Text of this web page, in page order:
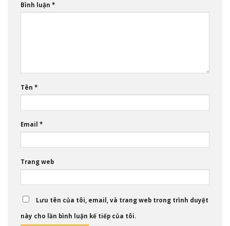
Bình luận *
Tên *
Email *
Trang web
Lưu tên của tôi, email, và trang web trong trình duyệt
này cho lần bình luận kế tiếp của tôi.